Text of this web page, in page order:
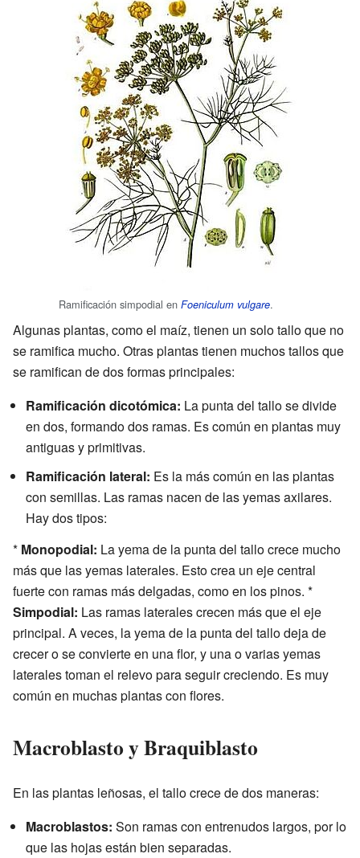
Ramificación simpodial en Foeniculum vulgare.
Algunas plantas, como el maíz, tienen un solo tallo que no
se ramifica mucho. Otras plantas tienen muchos tallos que
se ramifican de dos formas principales:
Ramificación dicotómica: La punta del tallo se divide
en dos, formando dos ramas. Es común en plantas muy
antiguas y primitivas.
Ramificación lateral: Es la más común en las plantas
con semillas. Las ramas nacen de las yemas axilares.
Hay dos tipos:
* Monopodial: La yema de la punta del tallo crece mucho
más que las yemas laterales. Esto crea un eje central
fuerte con ramas más delgadas, como en los pinos. *
Simpodial: Las ramas laterales crecen más que el eje
principal. A veces, la yema de la punta del tallo deja de
crecer o se convierte en una flor, y una o varias yemas
laterales toman el relevo para seguir creciendo. Es muy
común en muchas plantas con flores.
Macroblasto y Braquiblasto
En las plantas leñosas, el tallo crece de dos maneras:
Macroblastos: Son ramas con entrenudos largos, por lo
que las hojas están bien separadas.